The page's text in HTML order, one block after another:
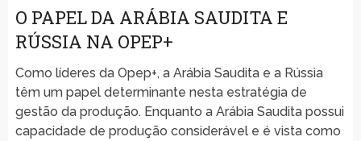
O PAPEL DA ARÁBIA SAUDITA E
RÚSSIA NA OPEP+
Como líderes da Opep+, a Arábia Saudita e a Rússia
têm um papel determinante nesta estratégia de
gestão da produção. Enquanto a Arábia Saudita possui
capacidade de produção considerável e é vista como